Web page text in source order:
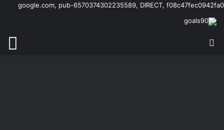
google.com, pub-6570374302235589, DIRECT, f08c47fec0942fa0